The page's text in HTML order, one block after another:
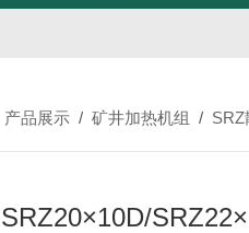
产品展示 /矿井加热机组 / SRZ
SRZ20×10D/